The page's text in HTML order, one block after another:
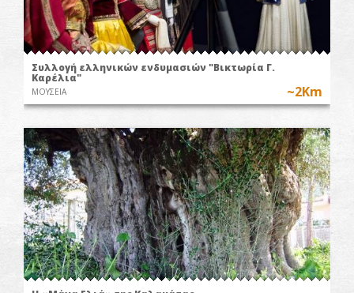
Συλλογή ελληνικών ενδυμασιών "Βικτωρία Γ.
Καρέλια"
ΜΟΥΣΕΙΑ ~2Km